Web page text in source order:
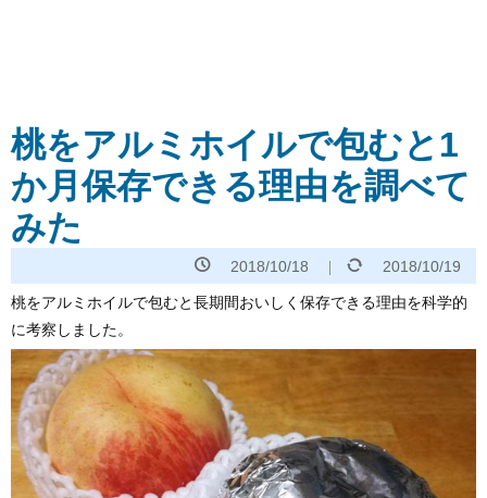
桃をアルミホイルで包むと1
か月保存できる理由を調べて
みた
2018/10/18 2018/10/19
桃をアルミホイルで包むと長期間おいしく保存できる理由を科学的
に考察しました。